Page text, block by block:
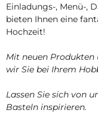
Einladungs-, Menü-,
bieten Ihnen eine
Hochzeit!
Mit neuen
wir Sie bei Ihrem
Lassen Sie sich von
Basteln inspirieren.